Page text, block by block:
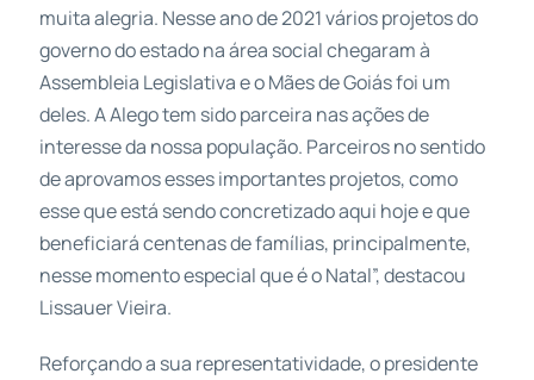
muita alegria. Nesse ano de 2021 vários projetos do
governo do estado na área social chegaram à
Assembleia Legislativa e o Mães de Goiás foi um
deles. A Alego tem sido parceira nas ações de
interesse da nossa população. Parceiros no sentido
de aprovamos esses importantes projetos, como
esse que está sendo concretizado aqui hoje e que
beneficiará centenas de famílias, principalmente,
nesse momento especial que é o Natal”, destacou
Lissauer Vieira.
Reforçando a sua representatividade, o presidente